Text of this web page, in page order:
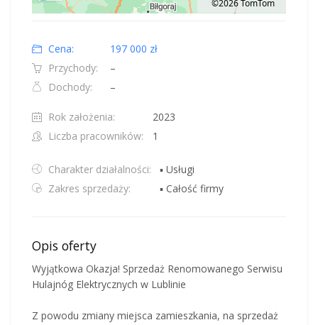
Road
©2026 TomTom
Cena:
197 000 zł
Przychody:
–
Dochody:
–
Rok założenia:
2023
Liczba pracowników:
1
Charakter działalności:
▪ Usługi
Zakres sprzedaży:
▪ Całość firmy
Opis oferty
Wyjątkowa Okazja! Sprzedaż Renomowanego Serwisu
Hulajnóg Elektrycznych w Lublinie
Z powodu zmiany miejsca zamieszkania, na sprzedaż